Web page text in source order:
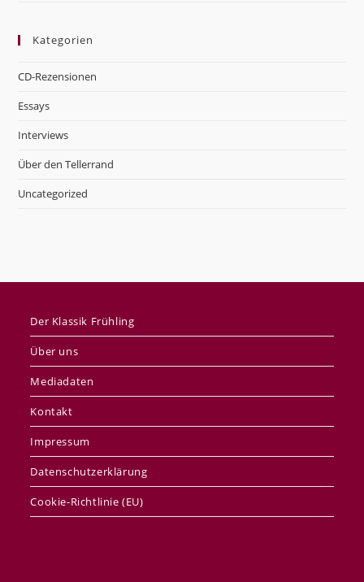
Kategorien
CD-Rezensionen
Essays
Interviews
Über den Tellerrand
Uncategorized
Der Klassik Frühling
Über uns
Mediadaten
Kontakt
Impressum
Datenschutzerklärung
Cookie-Richtlinie (EU)